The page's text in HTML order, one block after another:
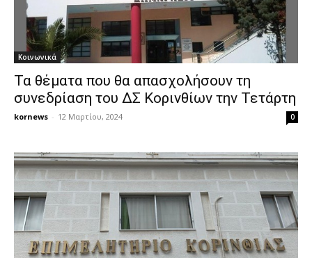
Κοινωνικά
Τα θέματα που θα απασχολήσουν τη
συνεδρίαση του ΔΣ Κορινθίων την Τετάρτη
kornews - 12 Μαρτίου, 2024 0